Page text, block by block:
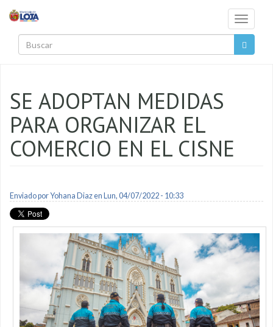
Toggle
SE ADOPTAN MEDIDAS
PARA ORGANIZAR EL
COMERCIO EN EL CISNE
Enviado porYohana Diazen Lun, 04/07/2022 - 10:33